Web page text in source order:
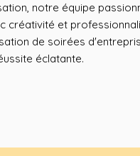
notre équipe
créativité et
de soirées
éclatante.